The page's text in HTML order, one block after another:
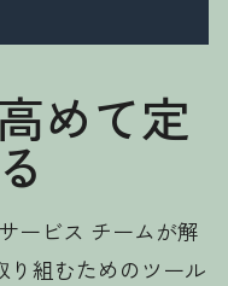
めて定
ービス チームが解
り組むためのツール